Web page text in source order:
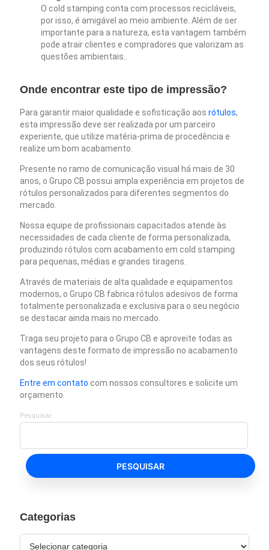
O cold stamping conta com processos recicláveis,
por isso, é amigável ao meio ambiente. Além de ser
importante para a natureza, esta vantagem também
pode atrair clientes e compradores que valorizam as
questões ambientais..
Onde encontrar este tipo de impressão?
Para garantir maior qualidade e sofisticação aos rótulos,
esta impressão deve ser realizada por um parceiro
experiente, que utilize matéria-prima de procedência e
realize um bom acabamento.
Presente no ramo de comunicação visual há mais de 30
anos, o Grupo CB possui ampla experiência em projetos de
rótulos personalizados para diferentes segmentos do
mercado.
Nossa equipe de profissionais capacitados atende às
necessidades de cada cliente de forma personalizada,
produzindo rótulos com acabamento em cold stamping
para pequenas, médias e grandes tiragens.
Através de materiais de alta qualidade e equipamentos
modernos, o Grupo CB fabrica rótulos adesivos de forma
totalmente personalizada e exclusiva para o seu negócio
se destacar ainda mais no mercado.
Traga seu projeto para o Grupo CB e aproveite todas as
vantagens deste formato de impressão no acabamento
dos seus rótulos!
Entre em contato com nossos consultores e solicite um
orçamento.
Pesquisar
PESQUISAR
Categorias